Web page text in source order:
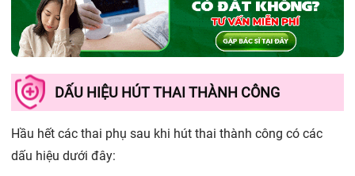
DẤU HIỆU HÚT THAI THÀNH CÔNG
Hầu hết các thai phụ sau khi hút thai thành công có các
dấu hiệu dưới đây: